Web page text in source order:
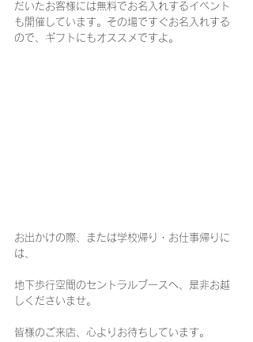
だいたお客様には無料でお名入れするイベント
も開催しています。その場ですぐお名入れする
ので、ギフトにもオススメですよ。
お出かけの際、または学校帰り・お仕事帰りに
は、
地下歩行空間のセントラルブースへ、是非お越
しくださいませ。
皆様のご来店、心よりお待ちしています。